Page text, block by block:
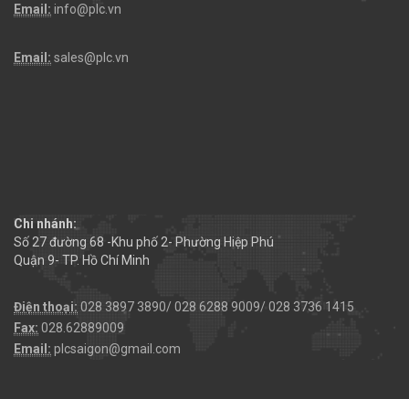
Email: info@plc.vn
Email: sales@plc.vn
Chi nhánh:
Số 27 đường 68 -Khu phố 2- Phường Hiệp Phú
Quận 9- TP. Hồ Chí Minh
Điện thoại: 028 3897 3890/ 028 6288 9009/ 028 3736 1415
Fax: 028.62889009
Email: plcsaigon@gmail.com